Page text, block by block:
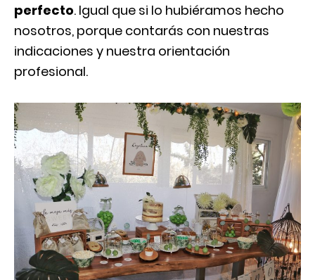
perfecto. Igual que si lo hubiéramos hecho
nosotros, porque contarás con nuestras
indicaciones y nuestra orientación
profesional.